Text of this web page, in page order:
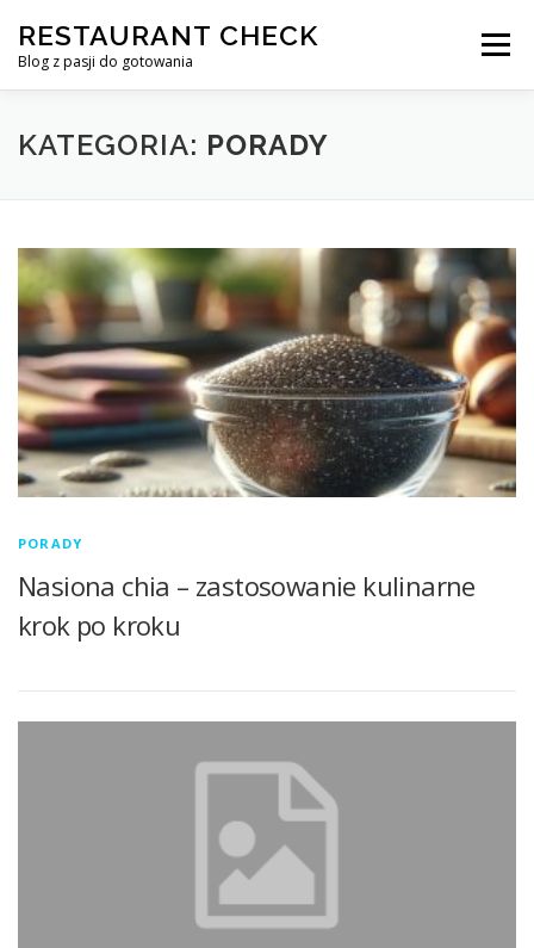
treści
RESTAURANT CHECK
Blog z pasji do gotowania
Menu
KATEGORIA: PORADY
PORADY
Nasiona chia – zastosowanie kulinarne
krok po kroku